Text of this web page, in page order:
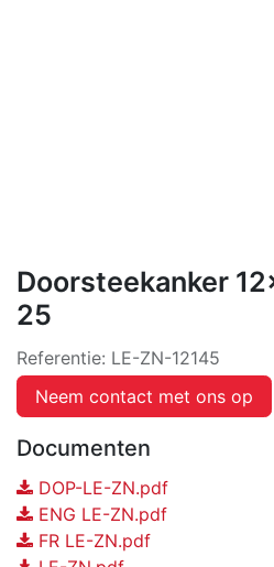
Doorsteekanker
25
Referentie: LE-ZN-12145
Neem contact met ons op
Documenten
DOP-LE-ZN.pdf
ENG LE-ZN.pdf
FR LE-ZN.pdf